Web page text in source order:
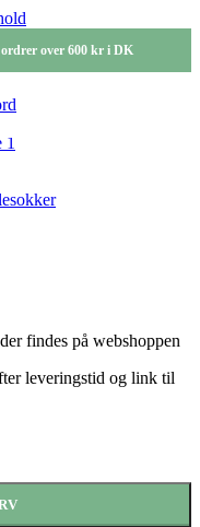
over 600 kr i DK
findes på webshoppen
leveringstid og link til